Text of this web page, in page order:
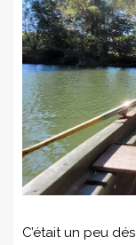
C’était un peu